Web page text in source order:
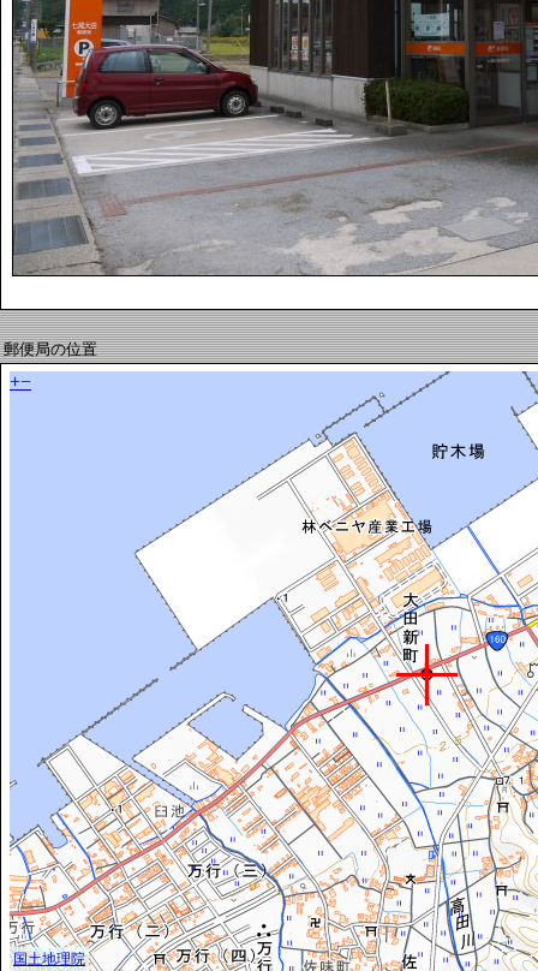
郵便局の位置